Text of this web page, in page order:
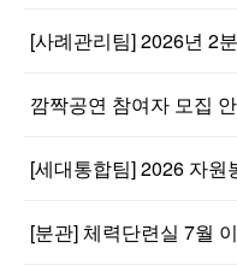
[사례관리팀] 2026년 2
깜짝공연 참여자 모집
[세대통합팀] 2026 자원
[분관] 체력단련실 7월